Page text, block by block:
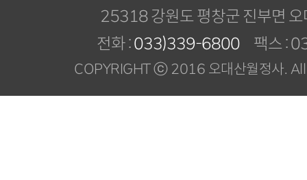
25318 강원도 평창군 진부면
전화 :033)339-6800 팩스 :
COPYRIGHT ⓒ 2016 오대산월정사.